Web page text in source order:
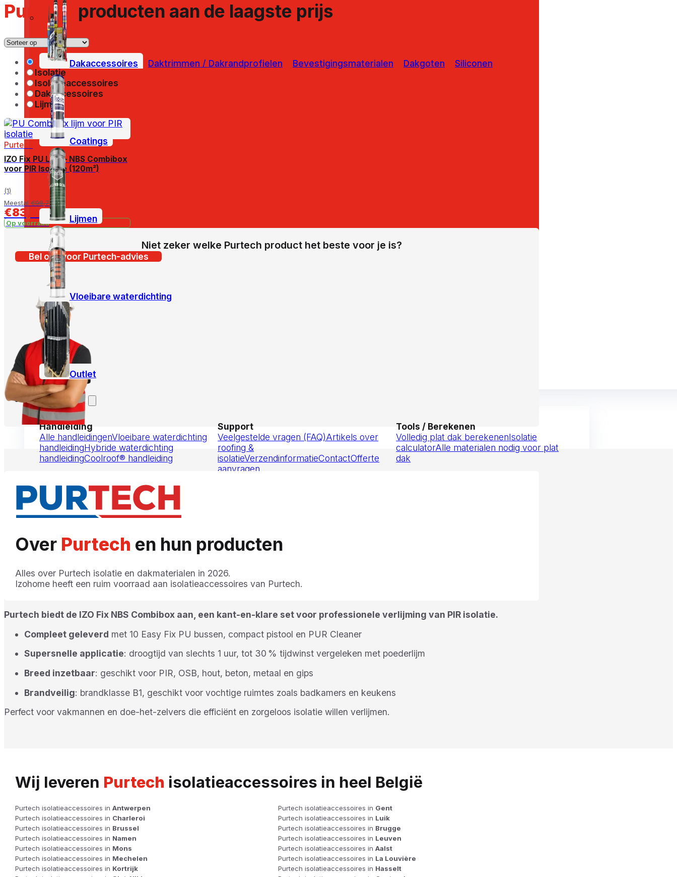
Dakaccessoires Daktrimmen / Dakrandprofielen Bevestigingsmaterialen Dakgoten Siliconen
Coatings
Lijmen
Vloeibare waterdichting
Outlet
Klantenservice
Handleiding
Alle handleidingenVloeibare waterdichting
handleidingHybride waterdichting
handleidingCoolroof® handleiding
Support
Veelgestelde vragen (FAQ)Artikels over
roofing &
isolatieVerzendinformatieContactOfferte
aanvragen
Tools / Berekenen
Volledig plat dak berekenenIsolatie
calculatorAlle materialen nodig voor plat
dak
Contact
Offerte aanvragen
Purtech producten aan de laagste prijs
Alle producten
Isolatie
Isolatieaccessoires
Dakaccessoires
Lijmen
Purtech
IZO Fix PU Lijm – NBS Combibox
voor PIR Isolatie (120m²)
(1)
Meestal €98,79
€83,49
Op voorraad
Niet zeker welke Purtech product het beste voor je is?
Bel ons voor Purtech-advies
Over Purtech en hun producten
Alles over Purtech isolatie en dakmaterialen in 2026.
Izohome heeft een ruim voorraad aan isolatieaccessoires van Purtech.
Purtech biedt de IZO Fix NBS Combibox aan, een kant-en-klare set voor professionele verlijming van PIR isolatie.
Compleet geleverd met 10 Easy Fix PU bussen, compact pistool en PUR Cleaner
Supersnelle applicatie: droogtijd van slechts 1 uur, tot 30 % tijdwinst vergeleken met poederlijm
Breed inzetbaar: geschikt voor PIR, OSB, hout, beton, metaal en gips
Brandveilig: brandklasse B1, geschikt voor vochtige ruimtes zoals badkamers en keukens
Perfect voor vakmannen en doe-het-zelvers die efficiënt en zorgeloos isolatie willen verlijmen.
Wij leveren Purtech isolatieaccessoires in heel België
Purtech isolatieaccessoires inAntwerpen Purtech isolatieaccessoires in Gent
Purtech isolatieaccessoires in Charleroi Purtech isolatieaccessoires in Luik
Purtech isolatieaccessoires in Brussel Purtech isolatieaccessoires in Brugge
Purtech isolatieaccessoires in Namen Purtech isolatieaccessoires in Leuven
Purtech isolatieaccessoires in Mons Purtech isolatieaccessoires in Aalst
Purtech isolatieaccessoires in Mechelen Purtech isolatieaccessoires in La Louvière
Purtech isolatieaccessoires in Kortrijk Purtech isolatieaccessoires in Hasselt